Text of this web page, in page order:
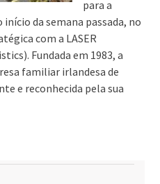
para a
da semana passada, no
com a LASER
Fundada em 1983, a
familiar irlandesa de
e reconhecida pela sua